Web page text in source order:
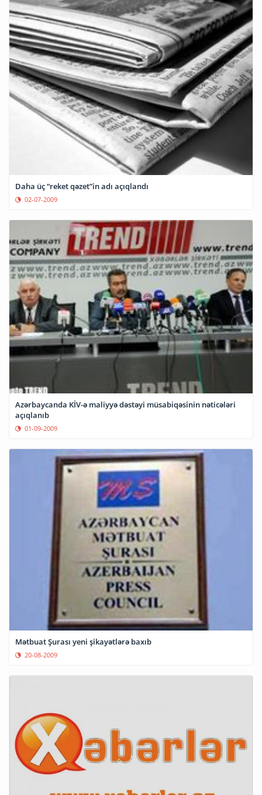
Daha üç “reket qəzet”in adı açıqlandı
02-07-2009
Azərbaycanda KİV-ə maliyyə dəstəyi müsabiqəsinin nəticələri
açıqlanıb
01-09-2009
Mətbuat Şurası yeni şikayətlərə baxıb
20-08-2009